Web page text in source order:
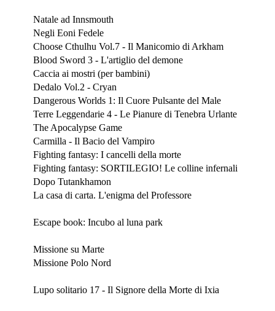
Natale ad Innsmouth
Negli Eoni Fedele
Choose Cthulhu Vol.7 - Il Manicomio di Arkham
Blood Sword 3 - L'artiglio del demone
Caccia ai mostri (per bambini)
Dedalo Vol.2 - Cryan
Dangerous Worlds 1: Il Cuore Pulsante del Male
Terre Leggendarie 4 - Le Pianure di Tenebra Urlante
The Apocalypse Game
Carmilla - Il Bacio del Vampiro
Fighting fantasy: I cancelli della morte
Fighting fantasy: SORTILEGIO! Le colline infernali
Dopo Tutankhamon
La casa di carta. L'enigma del Professore
Escape book: Incubo al luna park
Missione su Marte
Missione Polo Nord
Lupo solitario 17 - Il Signore della Morte di Ixia